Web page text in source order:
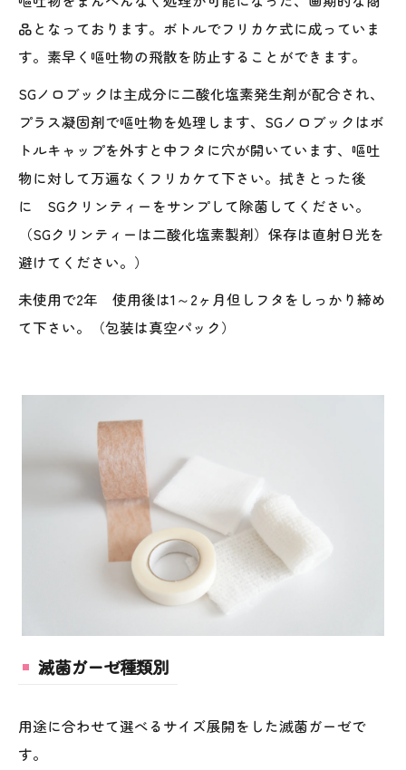
品となっております。ボトルでフリカケ式に成っていま
す。素早く嘔吐物の飛散を防止することができます。
SGノロブックは主成分に二酸化塩素発生剤が配合され、
プラス凝固剤で嘔吐物を処理します、SGノロブックはボ
トルキャップを外すと中フタに穴が開いています、嘔吐
物に対して万遍なくフリカケて下さい。拭きとった後
に SGクリンティーをサンプして除菌してください。
（SGクリンティーは二酸化塩素製剤）保存は直射日光を
避けてください。）
未使用で2年 使用後は1～2ヶ月但しフタをしっかり締め
て下さい。（包装は真空パック）
滅菌ガーゼ種類別
用途に合わせて選べるサイズ展開をした滅菌ガーゼで
す。